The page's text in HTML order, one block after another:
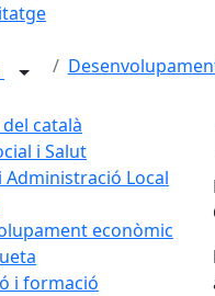
català
i Salut
Administració Local
econòmic
i formació